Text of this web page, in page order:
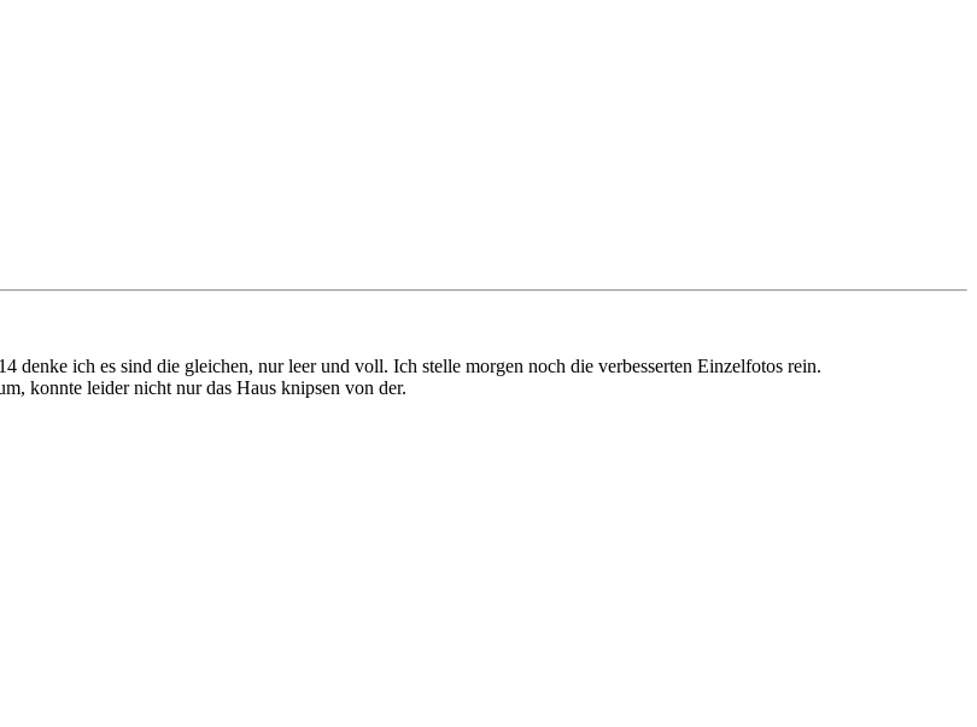
ich es sind die gleichen, nur leer und voll. Ich stelle morgen noch die verbesserten Einzelfotos rein.
konnte leider nicht nur das Haus knipsen von der.